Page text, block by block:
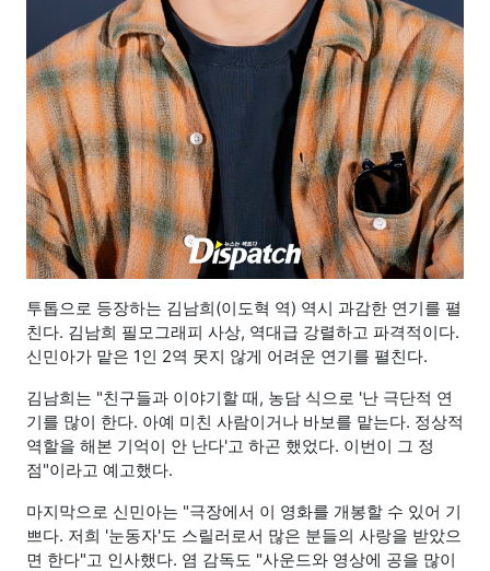
투톱으로 등장하는 김남희(이도혁 역) 역시 과감한 연기를 펼
친다. 김남희 필모그래피 사상, 역대급 강렬하고 파격적이다.
신민아가 맡은 1인 2역 못지 않게 어려운 연기를 펼친다.
김남희는 "친구들과 이야기할 때, 농담 식으로 '난 극단적 연
기를 많이 한다. 아예 미친 사람이거나 바보를 맡는다. 정상적
역할을 해본 기억이 안 난다'고 하곤 했었다. 이번이 그 정
점"이라고 예고했다.
마지막으로 신민아는 "극장에서 이 영화를 개봉할 수 있어 기
쁘다. 저희 '눈동자'도 스릴러로서 많은 분들의 사랑을 받았으
면 한다"고 인사했다. 염 감독도 "사운드와 영상에 공을 많이